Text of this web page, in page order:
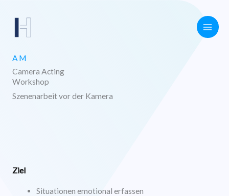
Inhalt
springen
AM
Camera Acting
Workshop
Szenenarbeit vor der Kamera
Ziel
Situationen emotional erfassen